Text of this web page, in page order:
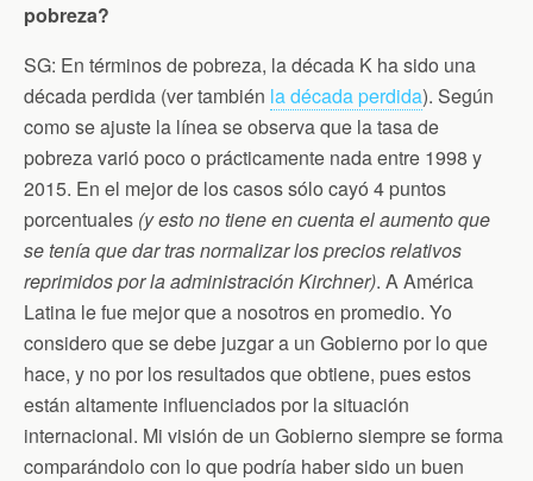
pobreza?
SG: En términos de pobreza, la década K ha sido una
década perdida (ver también la década perdida). Según
como se ajuste la línea se observa que la tasa de
pobreza varió poco o prácticamente nada entre 1998 y
2015. En el mejor de los casos sólo cayó 4 puntos
porcentuales (y esto no tiene en cuenta el aumento que
se tenía que dar tras normalizar los precios relativos
reprimidos por la administración Kirchner). A América
Latina le fue mejor que a nosotros en promedio. Yo
considero que se debe juzgar a un Gobierno por lo que
hace, y no por los resultados que obtiene, pues estos
están altamente influenciados por la situación
internacional. Mi visión de un Gobierno siempre se forma
comparándolo con lo que podría haber sido un buen